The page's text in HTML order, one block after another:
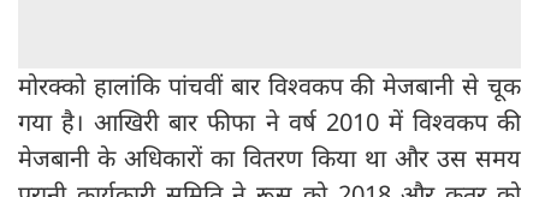
मोरक्को हालांकि पांचवीं बार विश्वकप की मेजबानी से चूक
गया है। आखिरी बार फीफा ने वर्ष 2010 में विश्वकप की
मेजबानी के अधिकारों का वितरण किया था और उस समय